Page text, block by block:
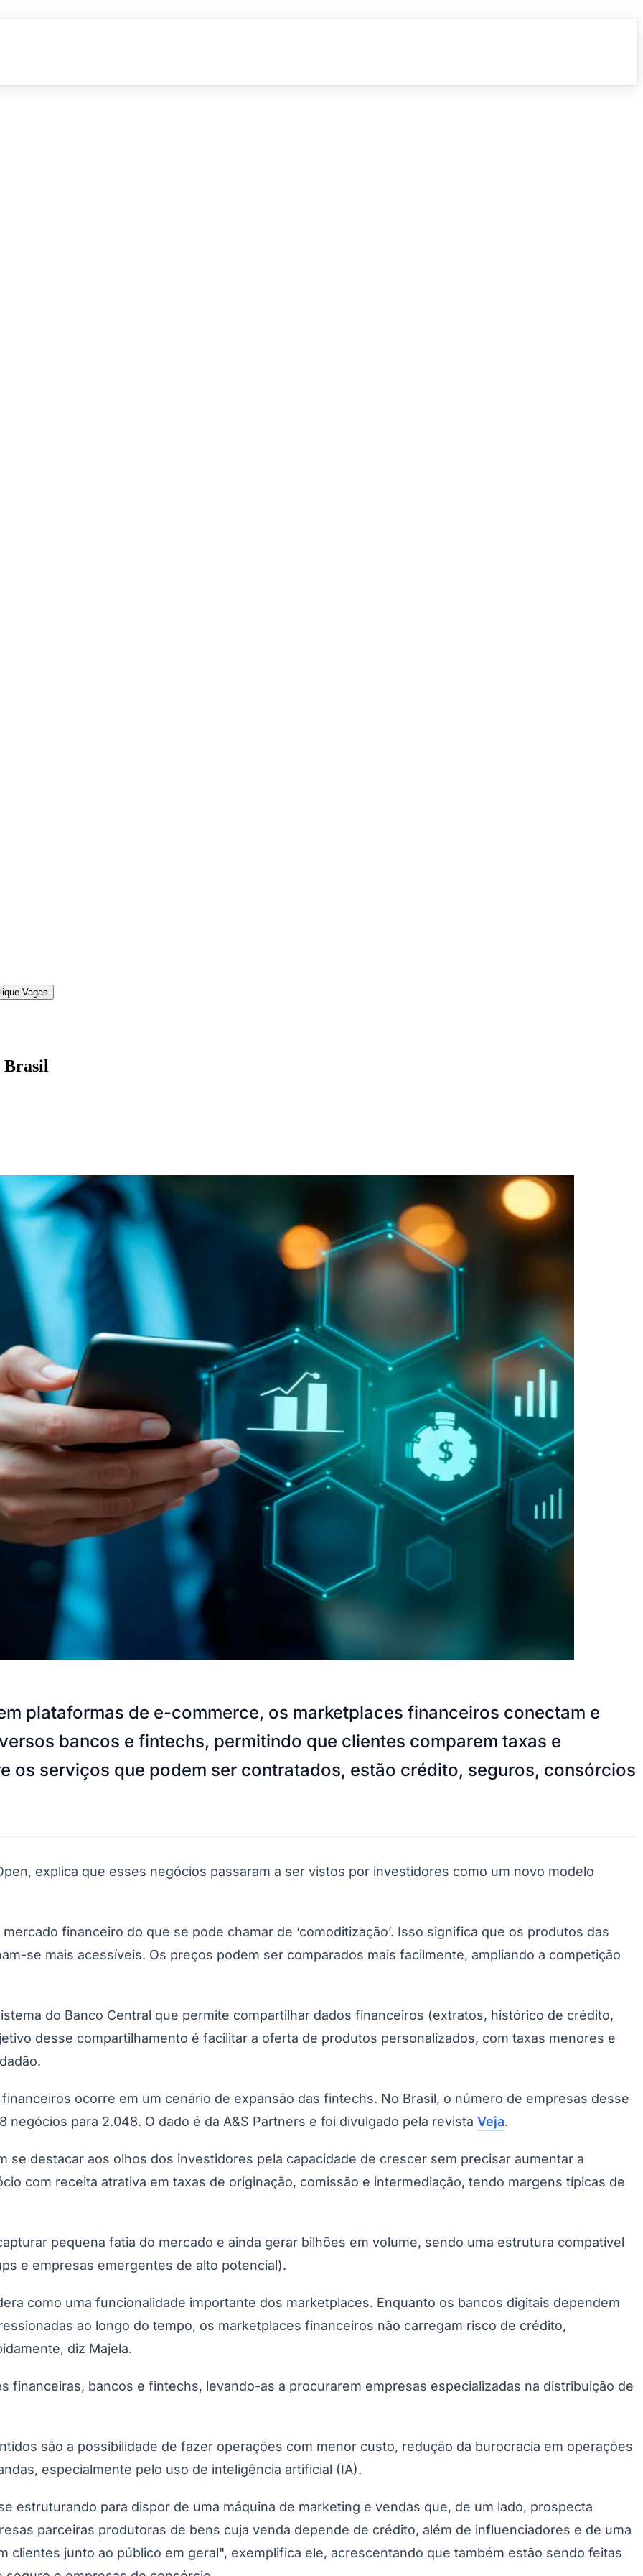
dos AltosJardim dos Camargos Jardim Líbano
Jardim Reginalice Jardim São Luís Jardim Tupanci Mutinga
Parque VianaPirapora do Bom Jesus TamboréVale do Sol Vila Barros Vila Boa Vista
Votupoca
Bom Jesus AraçariguamaCajamar Taboão da Serra Embu das Artes
São Roque
Vagas
plataformas de e-commerce, os marketplaces financeiros conectam e
bancos e fintechs, permitindo que clientes comparem taxas e
os serviços que podem ser contratados, estão crédito, seguros, consórcios
explica que esses negócios passaram a ser vistos por investidores como um novo modelo
financeiro do que se pode chamar de ‘comoditização’. Isso significa que os produtos das
se mais acessíveis. Os preços podem ser comparados mais facilmente, ampliando a competição
do Banco Central que permite compartilhar dados financeiros (extratos, histórico de crédito,
desse compartilhamento é facilitar a oferta de produtos personalizados, com taxas menores e
ocorre em um cenário de expansão das fintechs. No Brasil, o número de empresas desse
negócios para 2.048. O dado é da A&S Partners e foi divulgado pela revista Veja.
destacar aos olhos dos investidores pela capacidade de crescer sem precisar aumentar a
com receita atrativa em taxas de originação, comissão e intermediação, tendo margens típicas de
pequena fatia do mercado e ainda gerar bilhões em volume, sendo uma estrutura compatível
e empresas emergentes de alto potencial).
como uma funcionalidade importante dos marketplaces. Enquanto os bancos digitais dependem
ao longo do tempo, os marketplaces financeiros não carregam risco de crédito,
diz Majela.
financeiras, bancos e fintechs, levando-as a procurarem empresas especializadas na distribuição de
são a possibilidade de fazer operações com menor custo, redução da burocracia em operações
especialmente pelo uso de inteligência artificial (IA).
estruturando para dispor de uma máquina de marketing e vendas que, de um lado, prospecta
parceiras produtoras de bens cuja venda depende de crédito, além de influenciadores e de uma
clientes junto ao público em geral", exemplifica ele, acrescentando que também estão sendo feitas